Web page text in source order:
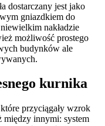
dostarczany jest jako
gniazdkiem do
nakładzie
możliwość prostego
budynków ale
kurnika
przyciągały wzrok
innymi: system